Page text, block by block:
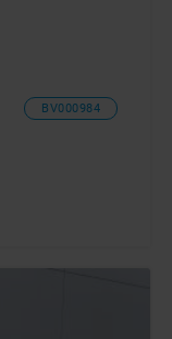
BV000984